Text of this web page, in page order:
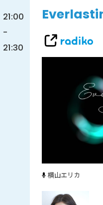
21:00
-
21:30
横山エリカ